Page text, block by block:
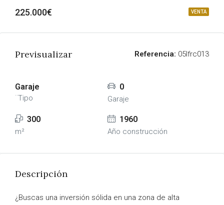
VENTA
225.000€
Previsualizar Referencia: 05lfrc013
Garaje
¨Tipo
0
Garaje
300
m²
1960
Año construcción
Descripción
¿Buscas una inversión sólida en una zona de alta